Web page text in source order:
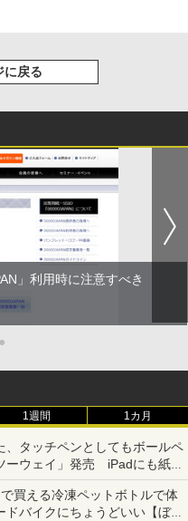
に戻る
」利用時に注意すべき
●
1週間 1カ月
、タッチペンとしてもボールペ
ーウェイ」発売 iPadにも紙に
買える冷凍ペットボトルで体
バイクにちょうどいい【ぼっ